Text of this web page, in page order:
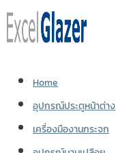
Skip
to
Home
อุปกรณ์ประตูหน้าต่าง
เครื่องมืองานกระจก